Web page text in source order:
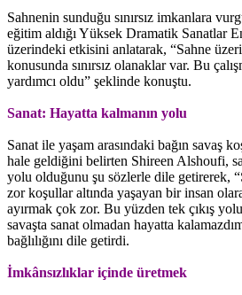
Sahnenin sunduğu sınırsız imkanlara
eğitim aldığı Yüksek Dramatik Sanatlar
üzerindeki etkisini anlatarak, “Sahne
konusunda sınırsız olanaklar var. Bu
yardımcı oldu” şeklinde konuştu.
Sanat: Hayatta kalmanın yolu
Sanat ile yaşam arasındaki bağın savaş
hale geldiğini belirten Shireen Alshoufi,
yolu olduğunu şu sözlerle dile getirerek,
zor koşullar altında yaşayan bir insan
ayırmak çok zor. Bu yüzden tek çıkış
savaşta sanat olmadan hayatta
bağlılığını dile getirdi.
İmkânsızlıklar içinde üretmek